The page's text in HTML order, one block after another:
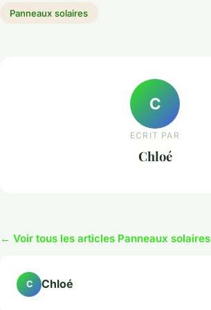
Panneaux solaires
C
ECRIT PAR
Chloé
← Voir tous les articles Panneaux solaires
C Chloé